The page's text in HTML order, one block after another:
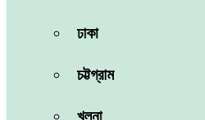
ঢাকা
চট্টগ্রাম
খুলনা